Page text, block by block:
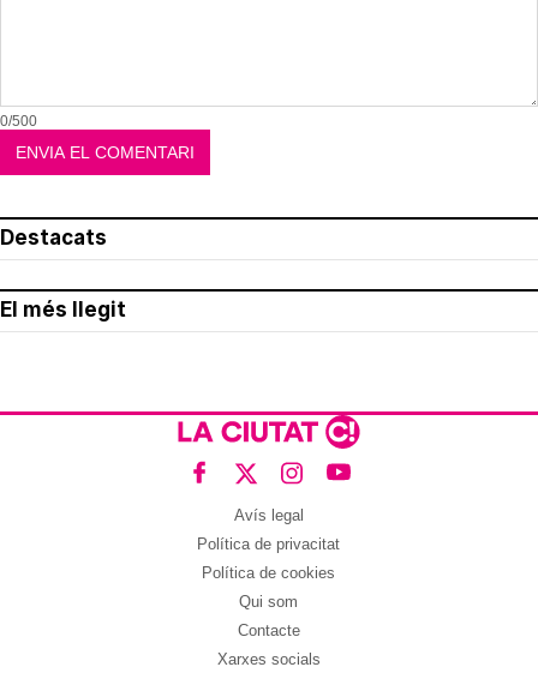
0/500
Destacats
El més llegit
Avís legal
Política de privacitat
Política de cookies
Qui som
Contacte
Xarxes socials